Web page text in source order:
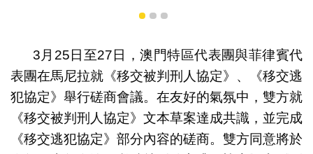
1 2 3
3月25日至27日，澳門特區代表團與菲律賓代
表團在馬尼拉就《移交被判刑人協定》、《移交逃
犯協定》舉行磋商會議。在友好的氣氛中，雙方就
《移交被判刑人協定》文本草案達成共識，並完成
《移交逃犯協定》部分內容的磋商。雙方同意將於